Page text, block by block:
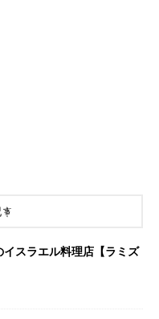
スラエル料理店【ラミズ